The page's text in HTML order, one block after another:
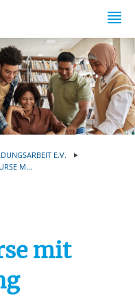
E.V.
M...
mit